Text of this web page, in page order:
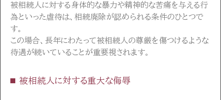
被相続人に対する身体的な暴力や精神的な苦痛を与える行
為といった虐待は、相続廃除が認められる条件のひとつで
す。
この場合、長年にわたって被相続人の尊厳を傷つけるような
待遇が続いていることが重要視されます。
被相続人に対する重大な侮辱